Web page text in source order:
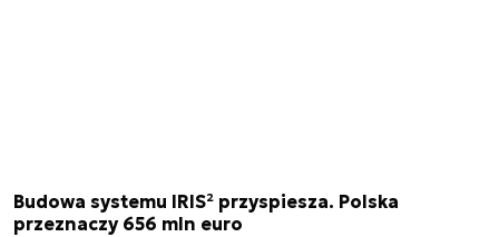
Budowa systemu IRIS² przyspiesza. Polska
przeznaczy 656 mln euro